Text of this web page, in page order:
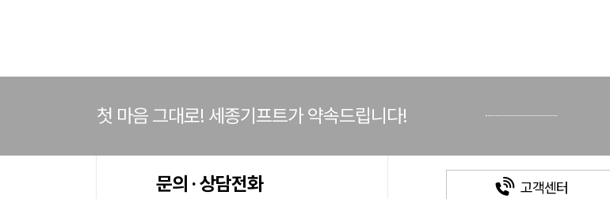
첫 마음 그대로! 세종기프트가 약속드립니다!
문의 · 상담전화 고객센터